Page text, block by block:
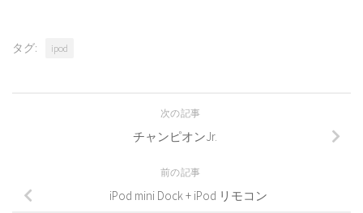
タグ: ipod
次の記事
チャンピオンJr.
前の記事
iPod mini Dock + iPod リモコン